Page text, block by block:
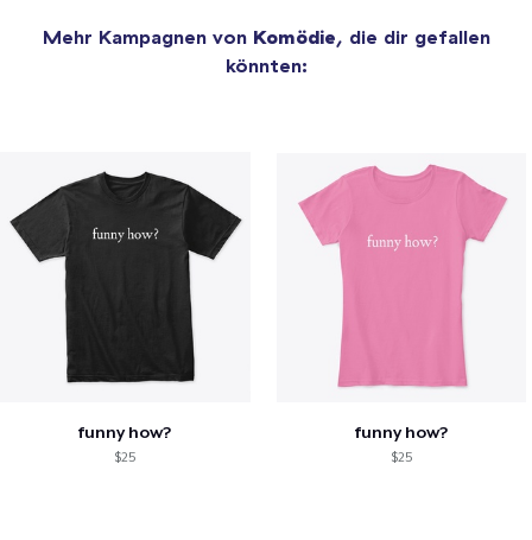
Mehr Kampagnen von Komödie, die dir gefallen
könnten:
funny how?
$25
funny how?
$25